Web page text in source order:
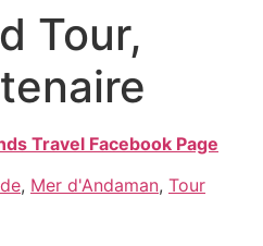
Tour,
Travel Facebook Page
, Mer d'Andaman, Tour